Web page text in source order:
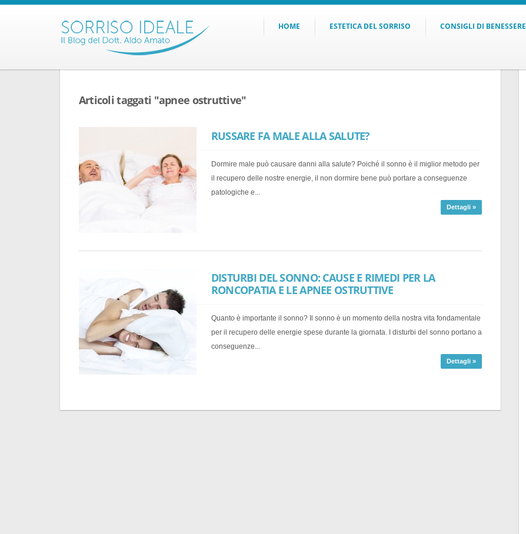
HOME ESTETICA DEL SORRISO CONSIGLI DI BENESSERE
Articoli taggati "apnee ostruttive"
RUSSARE FA MALE ALLA SALUTE?
Dormire male può causare danni alla salute? Poiché il sonno è il miglior metodo per
il recupero delle nostre energie, il non dormire bene può portare a conseguenze
patologiche e...
Dettagli »
DISTURBI DEL SONNO: CAUSE E RIMEDI PER LA
RONCOPATIA E LE APNEE OSTRUTTIVE
Quanto è importante il sonno? Il sonno è un momento della nostra vita fondamentale
per il recupero delle energie spese durante la giornata. I disturbi del sonno portano a
conseguenze...
Dettagli »